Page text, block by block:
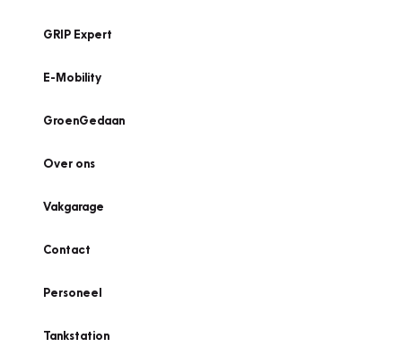
GRIP Expert
E-Mobility
GroenGedaan
Over ons
Vakgarage
Contact
Personeel
Tankstation